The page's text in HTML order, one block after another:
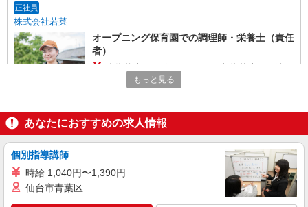
正社員
株式会社若菜
オープニング保育園での調理師・栄養士（責任
者）
225,000円〜 ※経験・能力による
和区元町2ｰ153ｰ18) ※オープン前は、近隣事業所
（保育園・幼稚園）で研修勤務可能です。
キープ 詳細を見る
パート
株式会社若菜
オープニング保育園での調理補助
もっと見る
あなたにおすすめの求人情報
個別指導講師
時給 1,040円〜1,390円
仙台市青葉区